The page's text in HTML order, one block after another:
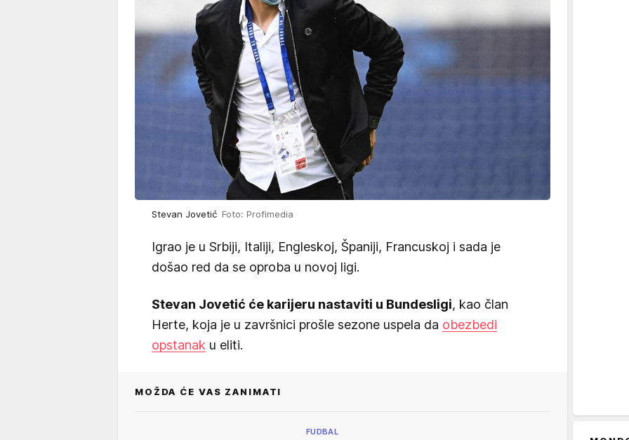
Stevan Jovetić Foto: Profimedia
Igrao je u Srbiji, Italiji, Engleskoj, Španiji, Francuskoj i sada je
došao red da se oproba u novoj ligi.
Stevan Jovetić će karijeru nastaviti u Bundesligi, kao član
Herte, koja je u završnici prošle sezone uspela da obezbedi
opstanak u eliti.
MOŽDA ĆE VAS ZANIMATI
FUDBAL